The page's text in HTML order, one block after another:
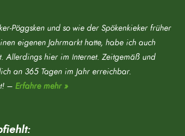
Pöggsken und so wie der Spökenkieker früher
eigenen Jahrmarkt hatte, habe ich auch
Allerdings hier im Internet. Zeitgemäß und
an 365 Tagen im Jahr erreichbar.
– Erfahre mehr »